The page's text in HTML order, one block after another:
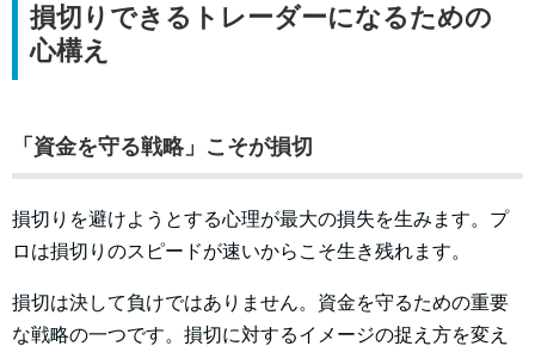
損切りできるトレーダーになるための
心構え
「資金を守る戦略」こそが損切
損切りを避けようとする心理が最大の損失を生みます。プ
ロは損切りのスピードが速いからこそ生き残れます。
損切は決して負けではありません。資金を守るための重要
な戦略の一つです。損切に対するイメージの捉え方を変え